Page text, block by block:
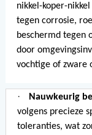
nikkel-koper-
tegen corrosie,
beschermd tegen
door
vochtige of zware
· Nauwkeurig
volgens precieze
toleranties, wat